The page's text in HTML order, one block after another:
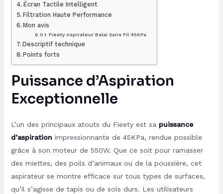
Écran Tactile Intelligent
Filtration Haute Performance
Mon avis
Fieety Aspirateur Balai Sans Fil 45KPa
Descriptif technique
Points forts
Puissance d’Aspiration
Exceptionnelle
L’un des principaux atouts du Fieety est sa puissance
d’aspiration impressionnante de 45KPa, rendue possible
grâce à son moteur de 550W. Que ce soit pour ramasser
des miettes, des poils d’animaux ou de la poussière, cet
aspirateur se montre efficace sur tous types de surfaces,
qu’il s’agisse de tapis ou de sols durs. Les utilisateurs